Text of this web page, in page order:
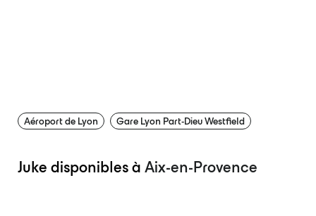
Aéroport de Lyon Gare Lyon Part-Dieu Westfield
Juke disponibles à Aix-en-Provence